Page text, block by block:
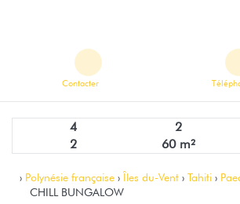
Contacter
4 2
2
60 m²
› Polynésie française › Îles du-Vent › Tahiti ›
CHILL BUNGALOW